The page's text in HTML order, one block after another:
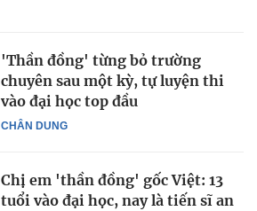
CHÂN DUNG
'Thần đồng' từng bỏ trường
chuyên sau một kỳ, tự luyện thi
vào đại học top đầu
Chị em 'thần đồng' gốc Việt: 13
tuổi vào đại học, nay là tiến sĩ an